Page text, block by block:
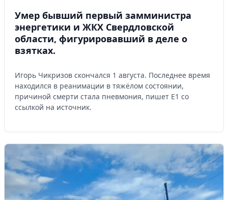
Умер бывший первый замминистра
энергетики и ЖКХ Свердловской
области, фигурировавший в деле о
взятках.
Игорь Чикризов скончался 1 августа. Последнее время
находился в реанимации в тяжёлом состоянии,
причиной смерти стала пневмония, пишет Е1 со
ссылкой на источник.